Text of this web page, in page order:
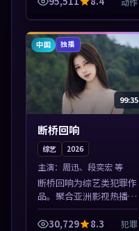
凑，值得加入片...
中国 独播
99:35
断桥回响
综艺 2026
主演： 周迅、段奕宏 等
断桥回响为综艺类犯罪作
品。聚合亚洲影视热播内
容，高清免费在线观看，
适合手机与电脑一站式追
30,729 8.3 犯罪